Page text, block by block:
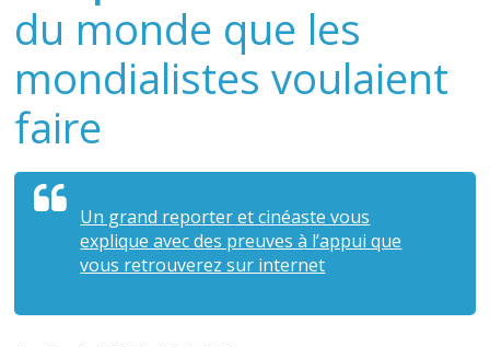
du monde que les
mondialistes voulaient
faire
Un grand reporter et cinéaste vous
explique avec des preuves à l’appui que
vous retrouverez sur internet